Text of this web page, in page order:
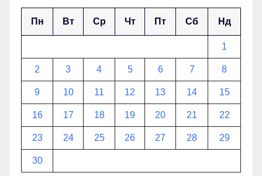
Пн Вт Ср Чт Пт Сб Нд
1
2 3 4 5 6 7 8
9 10 11 12 13 14 15
16 17 18 19 20 21 22
23 24 25 26 27 28 29
30